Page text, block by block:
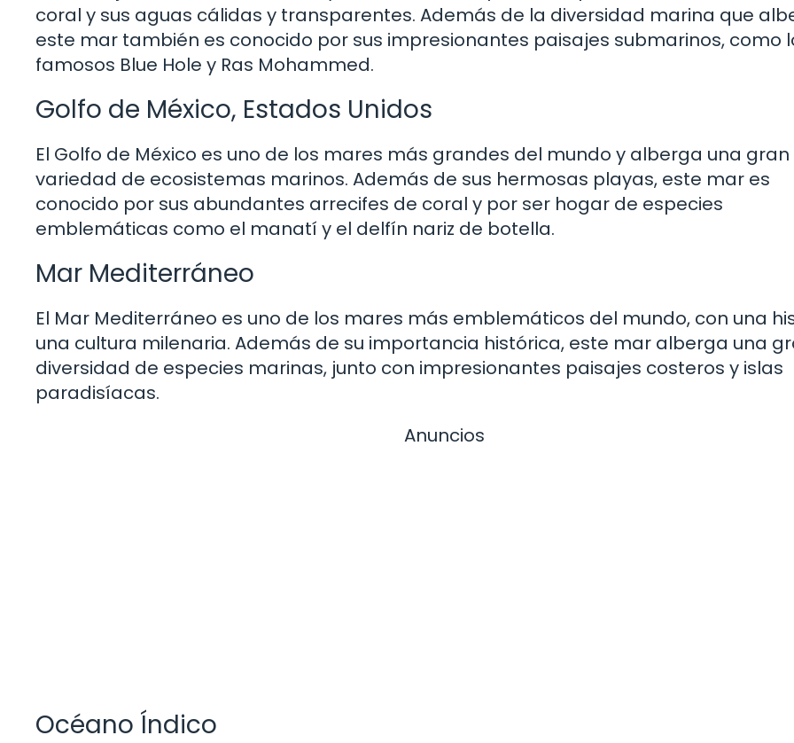
coral y sus aguas cálidas y transparentes. Además de la diversidad marina que
este mar también es conocido por sus impresionantes paisajes submarinos, como
famosos Blue Hole y Ras Mohammed.
Golfo de México, Estados Unidos
El Golfo de México es uno de los mares más grandes del mundo y alberga una gran
variedad de ecosistemas marinos. Además de sus hermosas playas, este mar es
conocido por sus abundantes arrecifes de coral y por ser hogar de especies
emblemáticas como el manatí y el delfín nariz de botella.
Mar Mediterráneo
El Mar Mediterráneo es uno de los mares más emblemáticos del mundo, con una
una cultura milenaria. Además de su importancia histórica, este mar alberga una
diversidad de especies marinas, junto con impresionantes paisajes costeros y islas
paradisíacas.
Anuncios
Océano Índico